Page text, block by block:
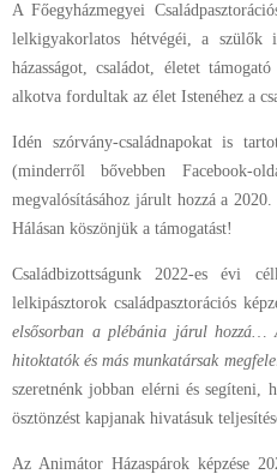
A Főegyházmegyei
lelkigyakorlatos hétvégéi, a szülők
házasságot, családot, életet
alkotva fordultak az élet Istenéhez a
Idén szórvány-családnapokat is
(minderről bővebben Facebook-
megvalósításához járult hozzá a
Hálásan köszönjük a támogatást!
Családbizottságunk 2022-es évi
lelkipásztorok családpasztorációs
elsősorban a plébánia járul hozzá…
hitoktatók és más munkatársak
szeretnénk jobban elérni és segíteni,
ösztönzést kapjanak hivatásuk
Az Animátor Házaspárok képzése